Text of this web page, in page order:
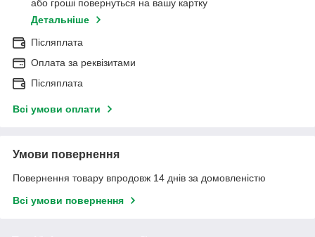
або гроші повернуться на вашу картку
Детальніше
Післяплата
Оплата за реквізитами
Післяплата
Всі умови оплати
Умови повернення
Повернення товару впродовж 14 днів за домовленістю
Всі умови повернення